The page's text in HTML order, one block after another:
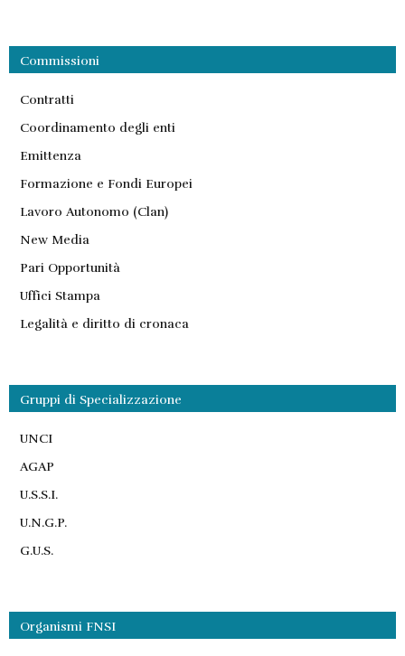
Commissioni
Contratti
Coordinamento degli enti
Emittenza
Formazione e Fondi Europei
Lavoro Autonomo (Clan)
New Media
Pari Opportunità
Uffici Stampa
Legalità e diritto di cronaca
Gruppi di Specializzazione
UNCI
AGAP
U.S.S.I.
U.N.G.P.
G.U.S.
Organismi FNSI